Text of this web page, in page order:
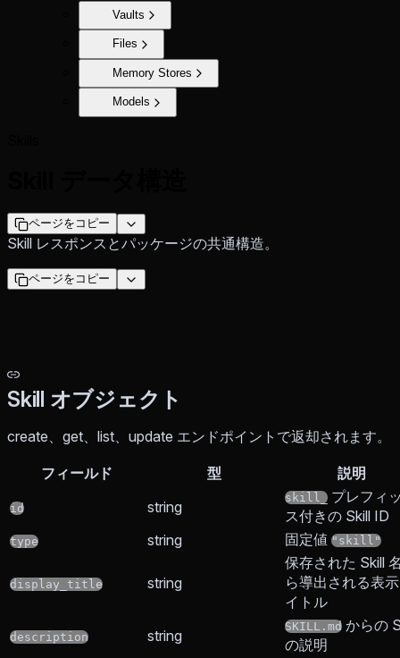
Vaults
Files
Memory Stores
Models
ページをコピー
Skill レスポンスとパッケージの共通構造。
ページをコピー
Skill オブジェクト
create、get、list、update エンドポイントで返却されます。
フィールド 型 説明
id string
skill_ プレフィ
ス付きの Skill ID
type string 固定値 "skill"
display_title string
保存された Skill
ら導出される表
イトル
description string
SKILL.md からの
の説明